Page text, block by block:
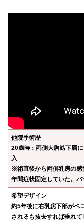
他院手術歴
20歳時：両側大胸筋下層
入
※術直後から両側乳房の
年間症状固定していた。バ
希望デザイン
約5年後に右乳房下部がペ
されるも抜去すれば垂れ